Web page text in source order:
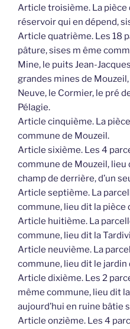
Article troisième. La pièce
réservoir qui en dépend,
Article quatrième. Les 18
pâture, sises m ême
Mine, le puits Jean-
grandes mines de
Neuve, le Cormier, le pré
Pélagie.
Article cinquième. La
commune de Mouzeil.
Article sixième. Les 4
commune de Mouzeil, lieu
champ de derrière, d’un
Article septième. La
commune, lieu dit la pièce
Article huitième. La
commune, lieu dit la
Article neuvième. La
commune, lieu dit le jardin
Article dixième. Les 2
même commune, lieu dit
aujourd’hui en ruine bâtie
Article onzième. Les 4